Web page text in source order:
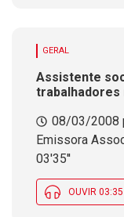
GERAL
Assistente
trabalhadores
08/03/2008
Emissora
03'35''
OUVIR 03:35